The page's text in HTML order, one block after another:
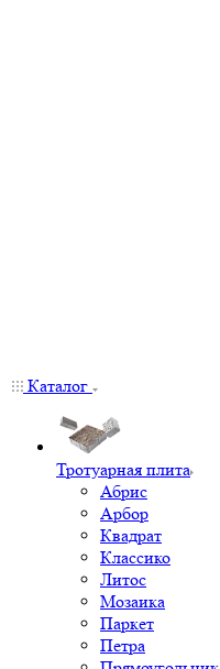
Каталог
Тротуарная плита
Абрис
Арбор
Квадрат
Классико
Литос
Мозаика
Паркет
Петра